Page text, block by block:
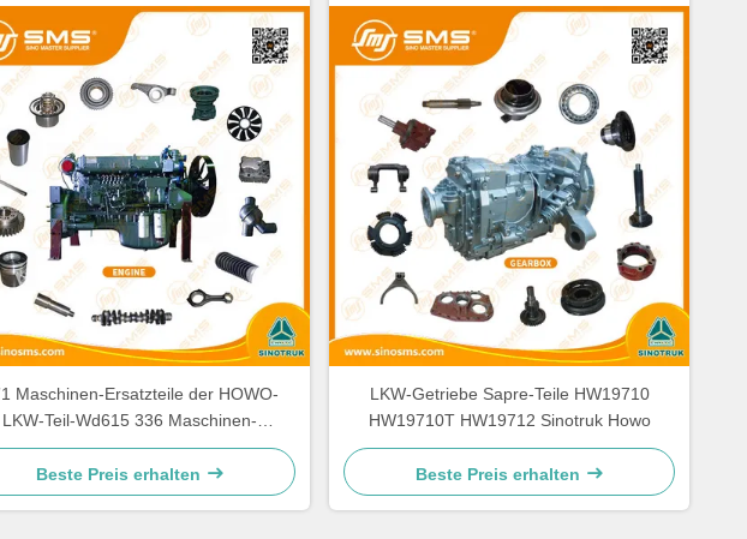
Maschinen-Ersatzteile der HOWO-
LKW-Teil-Wd615 336 Maschinen-
Ersatzteile
Beste Preis erhalten
LKW-Getriebe Sapre-Teile HW19710
HW19710T HW19712 Sinotruk Howo
Beste Preis erhalten